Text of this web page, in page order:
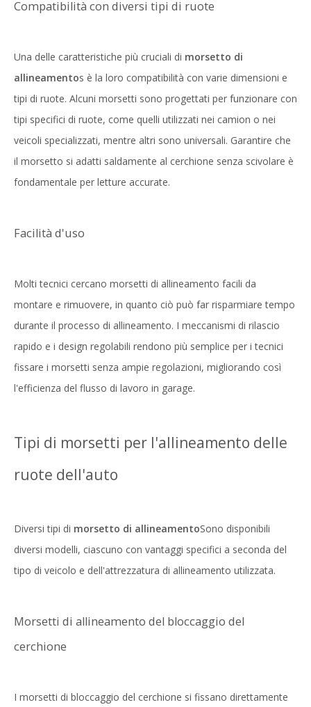
Compatibilità con diversi tipi di ruote
Una delle caratteristiche più cruciali di morsetto di
allineamentos è la loro compatibilità con varie dimensioni e
tipi di ruote. Alcuni morsetti sono progettati per funzionare con
tipi specifici di ruote, come quelli utilizzati nei camion o nei
veicoli specializzati, mentre altri sono universali. Garantire che
il morsetto si adatti saldamente al cerchione senza scivolare è
fondamentale per letture accurate.
Facilità d'uso
Molti tecnici cercano morsetti di allineamento facili da
montare e rimuovere, in quanto ciò può far risparmiare tempo
durante il processo di allineamento. I meccanismi di rilascio
rapido e i design regolabili rendono più semplice per i tecnici
fissare i morsetti senza ampie regolazioni, migliorando così
l'efficienza del flusso di lavoro in garage.
Tipi di morsetti per l'allineamento delle
ruote dell'auto
Diversi tipi di morsetto di allineamentoSono disponibili
diversi modelli, ciascuno con vantaggi specifici a seconda del
tipo di veicolo e dell'attrezzatura di allineamento utilizzata.
Morsetti di allineamento del bloccaggio del
cerchione
I morsetti di bloccaggio del cerchione si fissano direttamente